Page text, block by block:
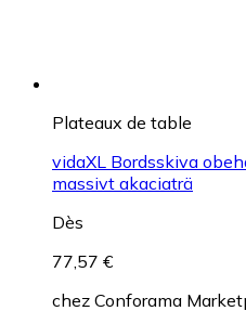
Plateaux de table
vidaXL Bordsskiva
massivt akaciaträ
Dès
77,57 €
chez Conforama